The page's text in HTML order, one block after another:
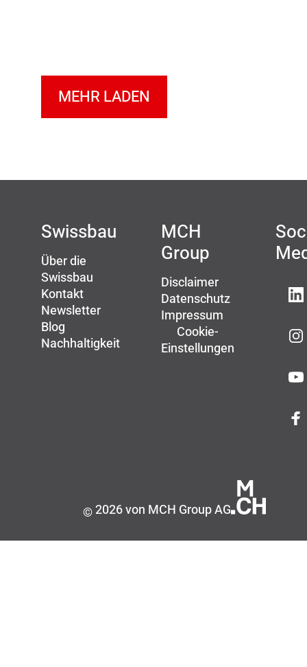
MEHR LADEN
Swissbau
Über die
Swissbau
Kontakt
Newsletter
Blog
Nachhaltigkeit
MCH
Group
Disclaimer
Datenschutz
Impressum
Cookie-
Einstellungen
©2026 von MCH Group AG